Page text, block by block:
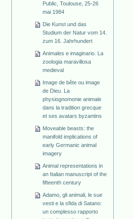
Public, Toulouse, 25-26
mai 1984
Die Kunst und das
Studium der Natur vom 14.
zum 16. Jahrhundert
Animales e imaginario. La
zoologia maravillosa
medieval
Image de bête ou image
de Dieu. La
physiognomonie animale
dans la tradition grecque
et ses avatars byzantins
Moveable beasts: the
manifold implications of
early Germanic animal
imagery
Animal representations in
an Italian manuscript of the
fifteenth century
Adamo, gli animali, le sue
vesti e la sfida di Satano:
un complesso rapporto